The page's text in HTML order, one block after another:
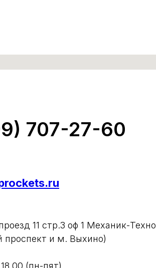
707-27-60
11 стр.3 оф 1 Механик-Техно
проспект и м. Выхино)
(пн-пят)